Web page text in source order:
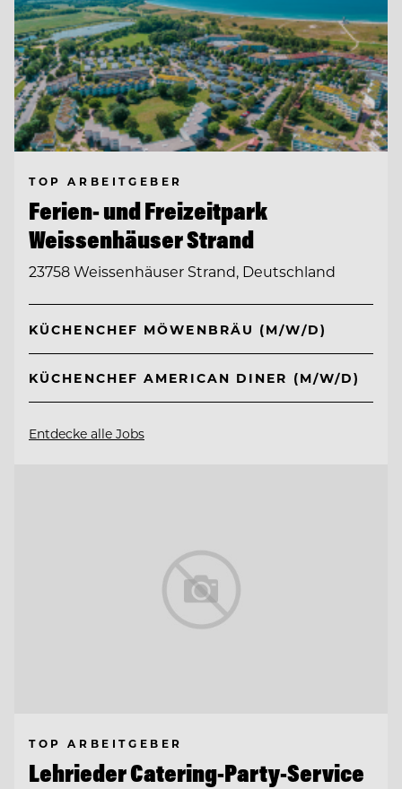
TOP ARBEITGEBER
Ferien- und Freizeitpark
Weissenhäuser Strand
23758 Weissenhäuser Strand, Deutschland
KÜCHENCHEF MÖWENBRÄU (M/W/D)
KÜCHENCHEF AMERICAN DINER (M/W/D)
Entdecke alle Jobs
TOP ARBEITGEBER
Lehrieder Catering-Party-Service